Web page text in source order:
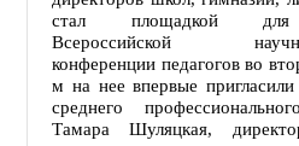
стал площадкой для
Всероссийской научно-
конференции педагогов во
м на нее впервые пригласили
среднего
Тамара Шуляцкая,